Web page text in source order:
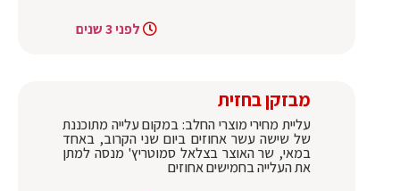
לפני 3 שנים
מבזקן בחזית
עליית מחירי מוצרי החלב: במקום עלייה מתוכננת
של שישה עשר אחוזים ביום שני הקרוב, באחד
במאי, שר האוצר בצלאל סמוטריץ' מנסה למתן
את העלייה בחמישים אחוזים